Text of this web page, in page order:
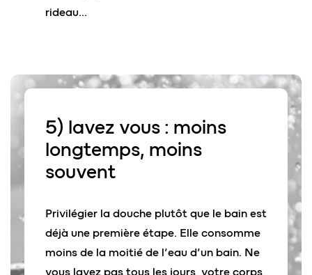
rideau…
5) lavez vous : moins
longtemps, moins
souvent
Privilégier la douche plutôt que le bain est
déjà une première étape. Elle consomme
moins de la moitié de l’eau d’un bain. Ne
vous lavez pas tous les jours, votre corps